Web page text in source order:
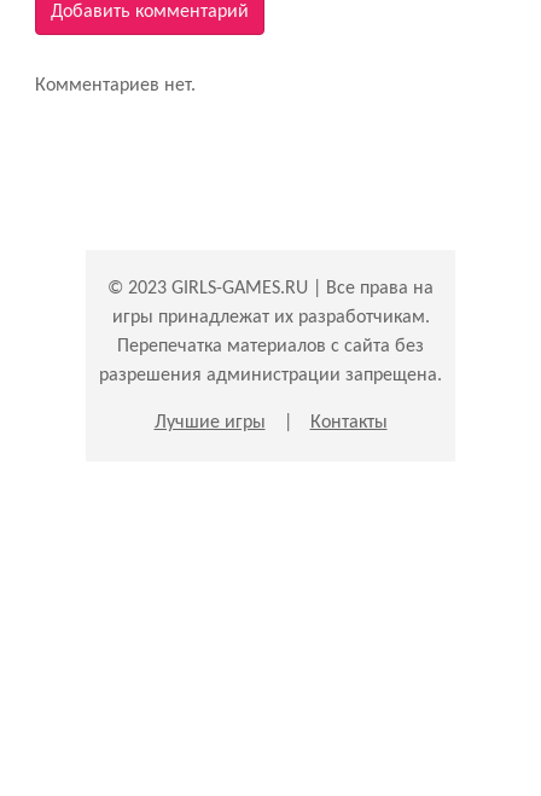
Добавить комментарий
Комментариев нет.
© 2023 GIRLS-GAMES.RU | Все права на
игры принадлежат их разработчикам.
Перепечатка материалов с сайта без
разрешения администрации запрещена.
Лучшие игры Контакты